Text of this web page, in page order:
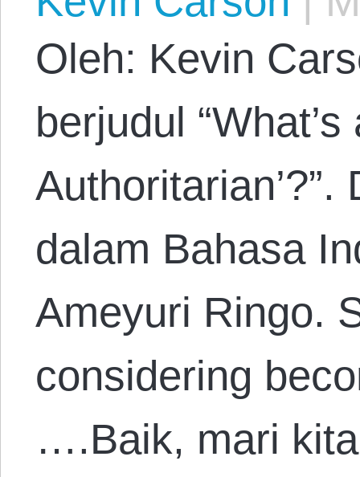
Oleh: Kevin
berjudul
dalam Bahasa
Ameyuri Ringo.
considering
….Baik, mari